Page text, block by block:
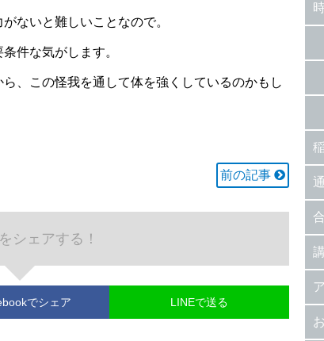
ないと難しいことなので。
件な気がします。
、この怪我を通して体を強くしているのかもし
前の記事
シェアする！
でシェア LINEで送る